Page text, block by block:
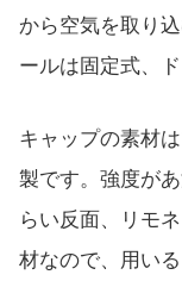
から空気を取り
ールは固定式、
キャップの素材
製です。強度が
らい反面、リモ
材なので、用い